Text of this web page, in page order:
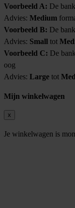
Voorbeeld A: De
Advies: Medium
Voorbeeld B: De
Advies: Small tot
Voorbeeld C: De
oog
Advies: Large tot
Mijn winkelwagen
x
Je winkelwagen is